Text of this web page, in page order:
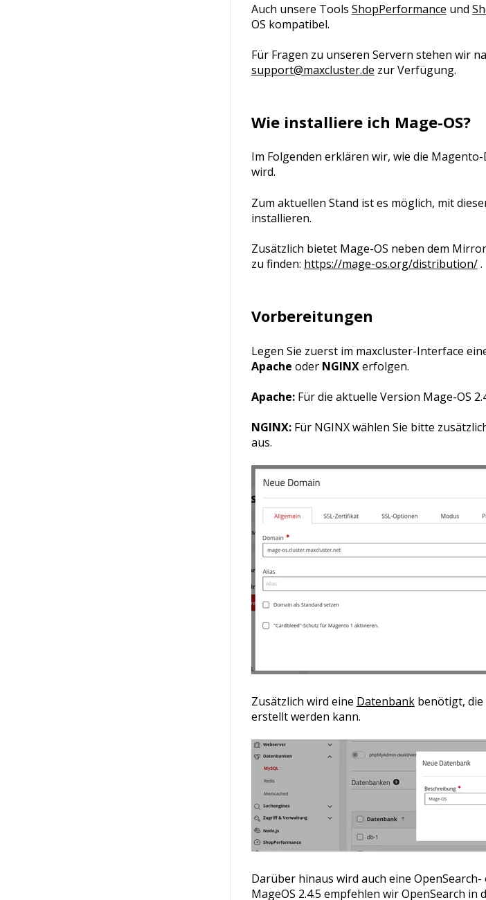
Auch unsere Tools ShopPerformance und
OS kompatibel.
Für Fragen zu unseren Servern stehen wir
support@maxcluster.de zur Verfügung.
Wie installiere ich Mage-OS?
Im Folgenden erklären wir, wie die
wird.
Zum aktuellen Stand ist es möglich, mit
installieren.
Zusätzlich bietet Mage-OS neben dem
zu finden: https://mage-os.org/distribution/.
Vorbereitungen
Legen Sie zuerst im maxcluster-Interface
Apache oder NGINXerfolgen.
Apache:Für die aktuelle Version Mage-OS
NGINX: Für NGINX wählen Sie bitte
aus.
Zusätzlich wird eine Datenbankbenötigt, die
erstellt werden kann.
Darüber hinaus wird auch eine
MageOS 2.4.5 empfehlen wir OpenSearch in